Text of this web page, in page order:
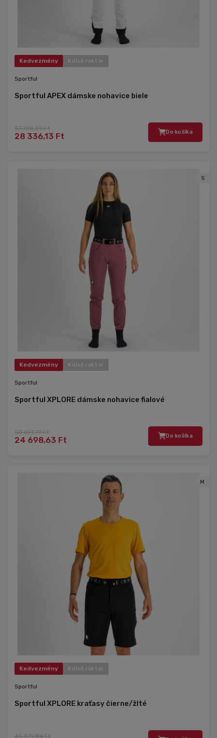
Kedvezmény Külső raktár
Sportful
Sportful APEX dámske nohavice biele
57 788,39 Ft
28 336,13 Ft Do košíka
S
Kedvezmény Külső raktár
Sportful
Sportful XPLORE dámske nohavice fialové
50 697,79 Ft
24 698,63 Ft Do košíka
M
Kedvezmény Külső raktár
Sportful
Sportful XPLORE kraťasy čierne/žlté
45 379,84 Ft